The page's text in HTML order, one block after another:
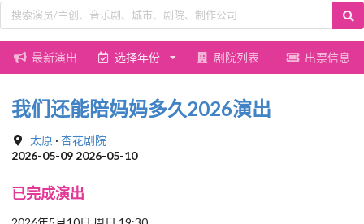
最新演出 选择年份 剧院列表 出票信息
我们还能陪妈妈多久2026演出
太原 ·杏花剧院
2026-05-09 2026-05-10
已完成演出